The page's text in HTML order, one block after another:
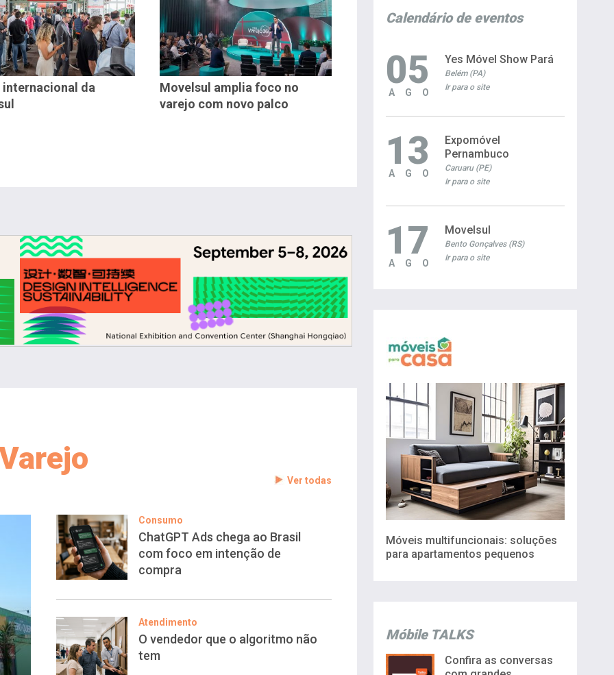
internacional da
Movelsul amplia foco no
varejo com novo palco
Ver todas
Consumo
ChatGPT Ads chega ao Brasil
com foco em intenção de
compra
Atendimento
O vendedor que o algoritmo não
tem
Calendário de eventos
05
AGO
Yes Móvel Show Pará
Belém (PA)
Ir para o site
13
AGO
Expomóvel
Pernambuco
Caruaru (PE)
Ir para o site
17
AGO
Movelsul
Bento Gonçalves (RS)
Ir para o site
Móveis multifuncionais: soluções
para apartamentos pequenos
Móbile TALKS
Confira as conversas